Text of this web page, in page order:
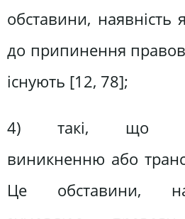
обставини, наявність
до припинення
існують [12, 78];
4) такі, що
виникненню або
Це обставини,